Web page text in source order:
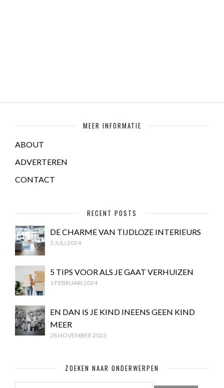
MEER INFORMATIE
ABOUT
ADVERTEREN
CONTACT
RECENT POSTS
DE CHARME VAN TIJDLOZE INTERIEURS
3 JULI 2024
5 TIPS VOOR ALS JE GAAT VERHUIZEN
1 FEBRUARI 2024
EN DAN IS JE KIND INEENS GEEN KIND
MEER
28 NOVEMBER 2023
ZOEKEN NAAR ONDERWERPEN
ZOEKEN